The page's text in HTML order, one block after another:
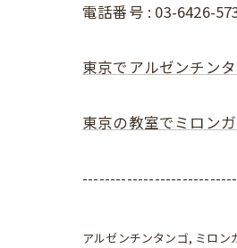
電話番号 : 03-6426-
東京でアルゼンチン
東京の教室でミロン
アルゼンチンタンゴ ミロン